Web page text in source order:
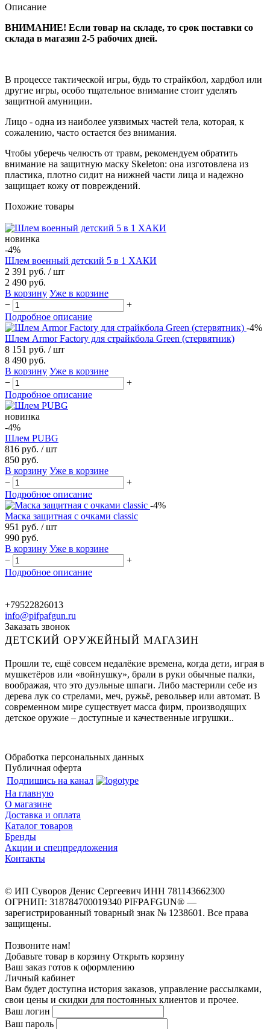
Описание
ВНИМАНИЕ! Если товар на складе, то срок поставки со
склада в магазин 2-5 рабочих дней.
В процессе тактической игры, будь то страйкбол, хардбол или
другие игры, особо тщательное внимание стоит уделять
защитной амуниции.
Лицо - одна из наиболее уязвимых частей тела, которая, к
сожалению, часто остается без внимания.
Чтобы уберечь челюсть от травм, рекомендуем обратить
внимание на защитную маску Skeleton: она изготовлена из
пластика, плотно сидит на нижней части лица и надежно
защищает кожу от повреждений.
Похожие товары
новинка
-4%
Шлем военный детский 5 в 1 ХАКИ
2 391 руб. / шт
2 490 руб.
В корзину Уже в корзине
−
+
Подробное описание
-4%
Шлем Armor Factory для страйкбола Green (стервятник)
8 151 руб. / шт
8 490 руб.
В корзину Уже в корзине
−
+
Подробное описание
новинка
-4%
Шлем PUBG
816 руб. / шт
850 руб.
В корзину Уже в корзине
−
+
Подробное описание
-4%
Маска защитная с очками classic
951 руб. / шт
990 руб.
В корзину Уже в корзине
−
+
Подробное описание
+79522826013
info@pifpafgun.ru
Заказать звонок
ДЕТСКИЙ ОРУЖЕЙНЫЙ МАГАЗИН
Прошли те, ещё совсем недалёкие времена, когда дети, играя в
мушкетёров или «войнушку», брали в руки обычные палки,
воображая, что это дуэльные шпаги. Либо мастерили себе из
дерева лук со стрелами, меч, ружьё, револьвер или автомат. В
современном мире существует масса фирм, производящих
детское оружие – доступные и качественные игрушки..
Обработка персональных данных
Публичная оферта
Подпишись на канал
На главную
О магазине
Доставка и оплата
Каталог товаров
Бренды
Акции и спецпредложения
Контакты
© ИП Суворов Денис Сергеевич ИНН 781143662300
ОГРНИП: 318784700019340 PIFPAFGUN® —
зарегистрированный товарный знак № 1238601. Все права
защищены.
Позвоните нам!
Добавьте товар в корзину Открыть корзину
Ваш заказ готов к оформлению
Личный кабинет
Вам будет доступна история заказов, управление рассылками,
свои цены и скидки для постоянных клиентов и прочее.
Ваш логин
Ваш пароль